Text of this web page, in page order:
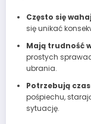
Często się
się unikać
Mają trudność
prostych
ubrania.
Potrzebują
pośpiechu,
sytuację.